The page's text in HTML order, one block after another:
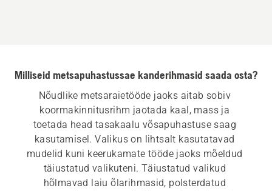
Milliseid metsapuhastussae kanderihmasid saada osta?
Nõudlike metsaraietööde jaoks aitab sobiv
koormakinnitusrihm jaotada kaal, mass ja
toetada head tasakaalu võsapuhastuse saag
kasutamisel. Valikus on lihtsalt kasutatavad
mudelid kuni keerukamate tööde jaoks mõeldud
täiustatud valikuteni. Täiustatud valikud
hõlmavad laiu õlarihmasid, polsterdatud